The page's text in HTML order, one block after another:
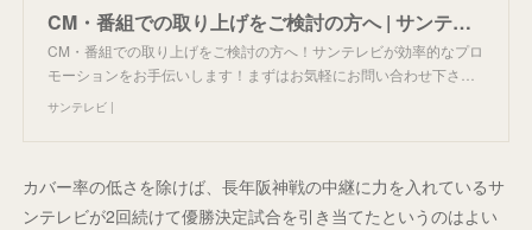
CM・番組での取り上げをご検討の方へ | サンテレビ
CM・番組での取り上げをご検討の方へ！サンテレビが効率的なプロ
モーションをお手伝いします！まずはお気軽にお問い合わせ下さ…
サンテレビ |
カバー率の低さを除けば、長年阪神戦の中継に力を入れているサ
ンテレビが2回続けて優勝決定試合を引き当てたというのはよい